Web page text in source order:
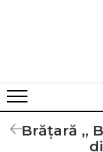
Cod Binar
Brățară „